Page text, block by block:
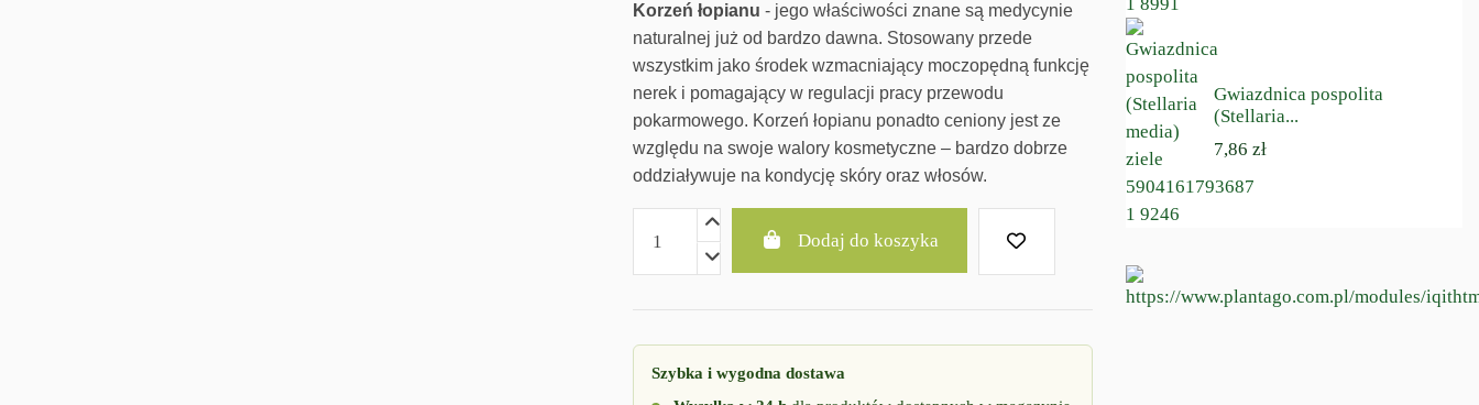
Korzeń łopianu - jego właściwości znane są medycynie
naturalnej już od bardzo dawna. Stosowany przede
wszystkim jako środek wzmacniający moczopędną funkcję
nerek i pomagający w regulacji pracy przewodu
pokarmowego. Korzeń łopianu ponadto ceniony jest ze
względu na swoje walory kosmetyczne – bardzo dobrze
oddziaływuje na kondycję skóry oraz włosów.
Dodaj do koszyka
Szybka i wygodna dostawa
Gwiazdnica pospolita
(Stellaria...
7,86 zł